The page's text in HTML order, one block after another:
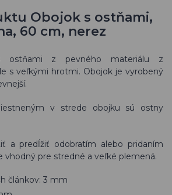
Obojok s ostňami,
60 cm, nerez
ostňami z pevného materiálu z
s veľkými hrotmi. Obojok je vyrobený
v strede obojku sú ostny
a predĺžiť odobratím alebo pridaním
vhodný pre stredné a veľké plemená.
článkov: 3 mm